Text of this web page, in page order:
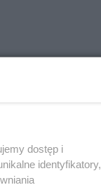
dostęp i
identyfikatory,